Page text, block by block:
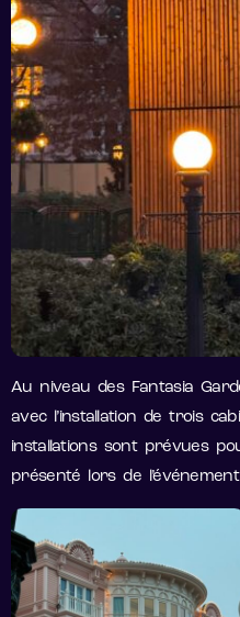
Au niveau des Fantasia
avec l’installation de trois
installations sont prévues
présenté lors de